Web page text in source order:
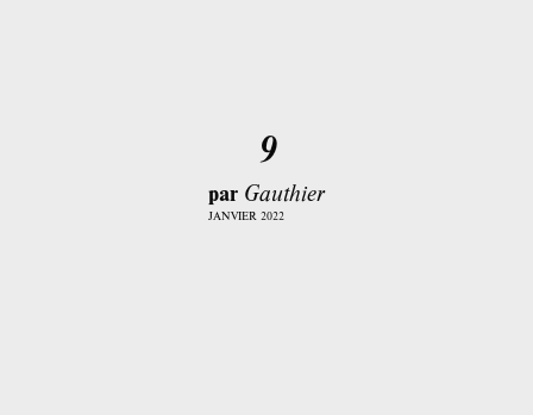
9
par Gauthier
JANVIER 2022